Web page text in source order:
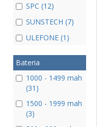
SPC (12)
SUNSTECH (7)
ULEFONE (1)
Bateria
1000 - 1499 mah
(31)
1500 - 1999 mah
(3)